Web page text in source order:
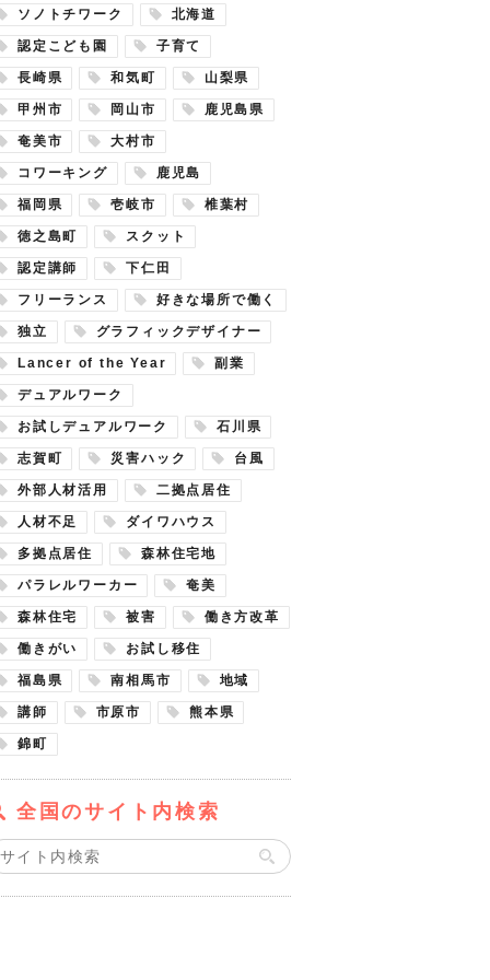
ソノトチワーク 北海道
認定こども園 子育て
長崎県 和気町 山梨県
甲州市 岡山市 鹿児島県
奄美市 大村市
コワーキング 鹿児島
福岡県 壱岐市 椎葉村
徳之島町 スクット
認定講師 下仁田
フリーランス 好きな場所で働く
独立 グラフィックデザイナー
Lancer of the Year 副業
デュアルワーク
お試しデュアルワーク 石川県
志賀町 災害ハック 台風
外部人材活用 二拠点居住
人材不足 ダイワハウス
多拠点居住 森林住宅地
パラレルワーカー 奄美
森林住宅 被害 働き方改革
働きがい お試し移住
福島県 南相馬市 地域
講師 市原市 熊本県
錦町
全国のサイト内検索